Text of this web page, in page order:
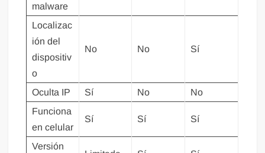
malware
Localizac
ión del
dispositiv
o
No No Sí
Oculta IP Sí No
No
Funciona
en celular
Sí Sí Sí
Versión